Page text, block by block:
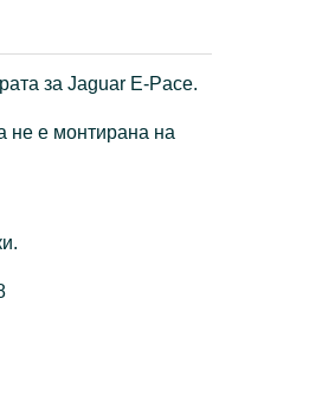
за Jaguar E-Pace.
не е монтирана на